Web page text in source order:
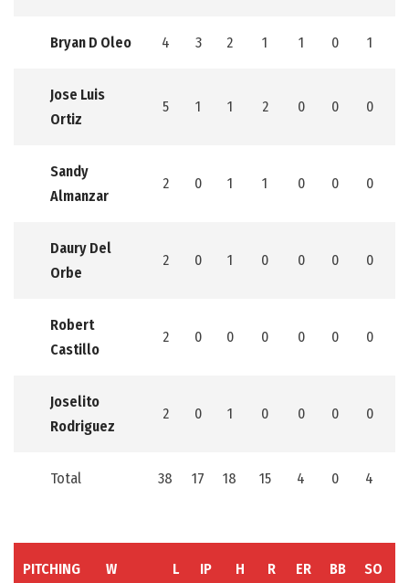
Bryan D Oleo 4 3 2 1 1 0 1
Jose Luis
Ortiz
5 1 1 2 0 0 0
Sandy
Almanzar
2 0 1 1 0 0 0
Daury Del
Orbe
2 0 1 0 0 0 0
Robert
Castillo
2 0 0 0 0 0 0
Joselito
Rodriguez
2 0 1 0 0 0 0
Total 38 17 18 15 4 0 4
PITCHING W L IP H R ER BB SO